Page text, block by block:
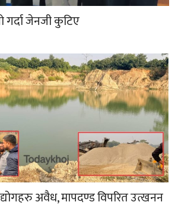
जेनजी कुटिए
अवैध, मापदण्ड विपरित उत्खनन